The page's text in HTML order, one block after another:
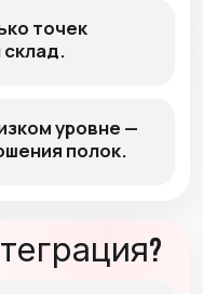
точек
уровне —
полок.